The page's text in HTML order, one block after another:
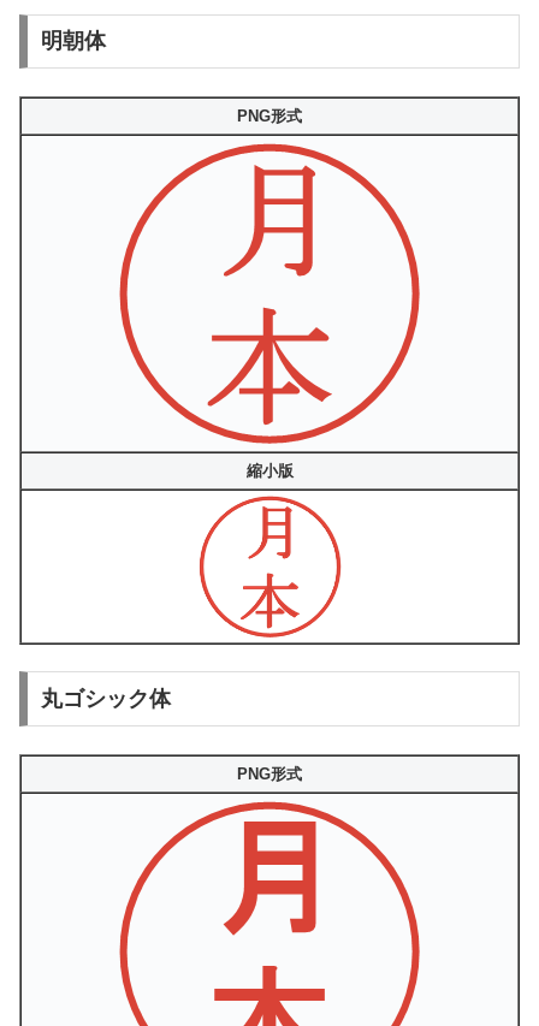
明朝体
PNG形式
縮小版
丸ゴシック体
PNG形式